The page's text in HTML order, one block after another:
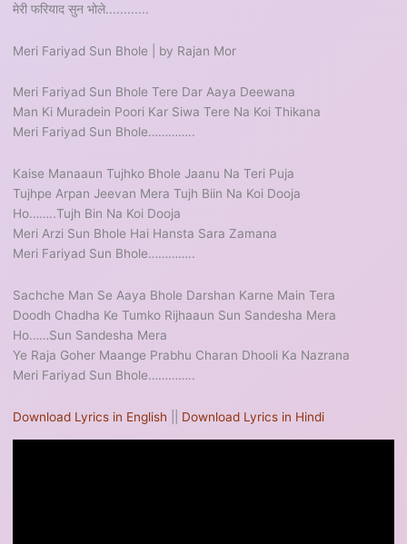
मेरी फरियाद सुन भोले............
Meri Fariyad Sun Bhole | by Rajan Mor
Meri Fariyad Sun Bhole Tere Dar Aaya Deewana
Man Ki Muradein Poori Kar Siwa Tere Na Koi Thikana
Meri Fariyad Sun Bhole…………..
Kaise Manaaun Tujhko Bhole Jaanu Na Teri Puja
Tujhpe Arpan Jeevan Mera Tujh Biin Na Koi Dooja
Ho……..Tujh Bin Na Koi Dooja
Meri Arzi Sun Bhole Hai Hansta Sara Zamana
Meri Fariyad Sun Bhole…………..
Sachche Man Se Aaya Bhole Darshan Karne Main Tera
Doodh Chadha Ke Tumko Rijhaaun Sun Sandesha Mera
Ho……Sun Sandesha Mera
Ye Raja Goher Maange Prabhu Charan Dhooli Ka Nazrana
Meri Fariyad Sun Bhole…………..
Download Lyrics in English Download Lyrics in Hindi